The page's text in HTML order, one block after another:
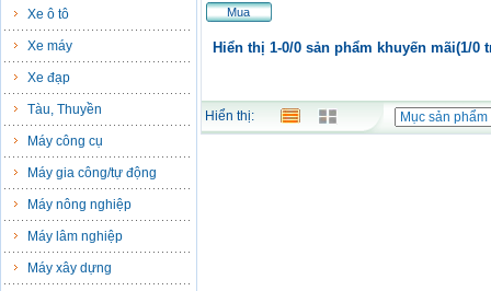
Xe ô tô
Xe máy
Xe đạp
Tàu, Thuyền
Máy công cụ
Máy gia công/tự động
Máy nông nghiệp
Máy lâm nghiệp
Máy xây dựng
Mua
Hiển thị 1-0/0 sản phẩm khuyến mãi(1/0
Hiển thị: